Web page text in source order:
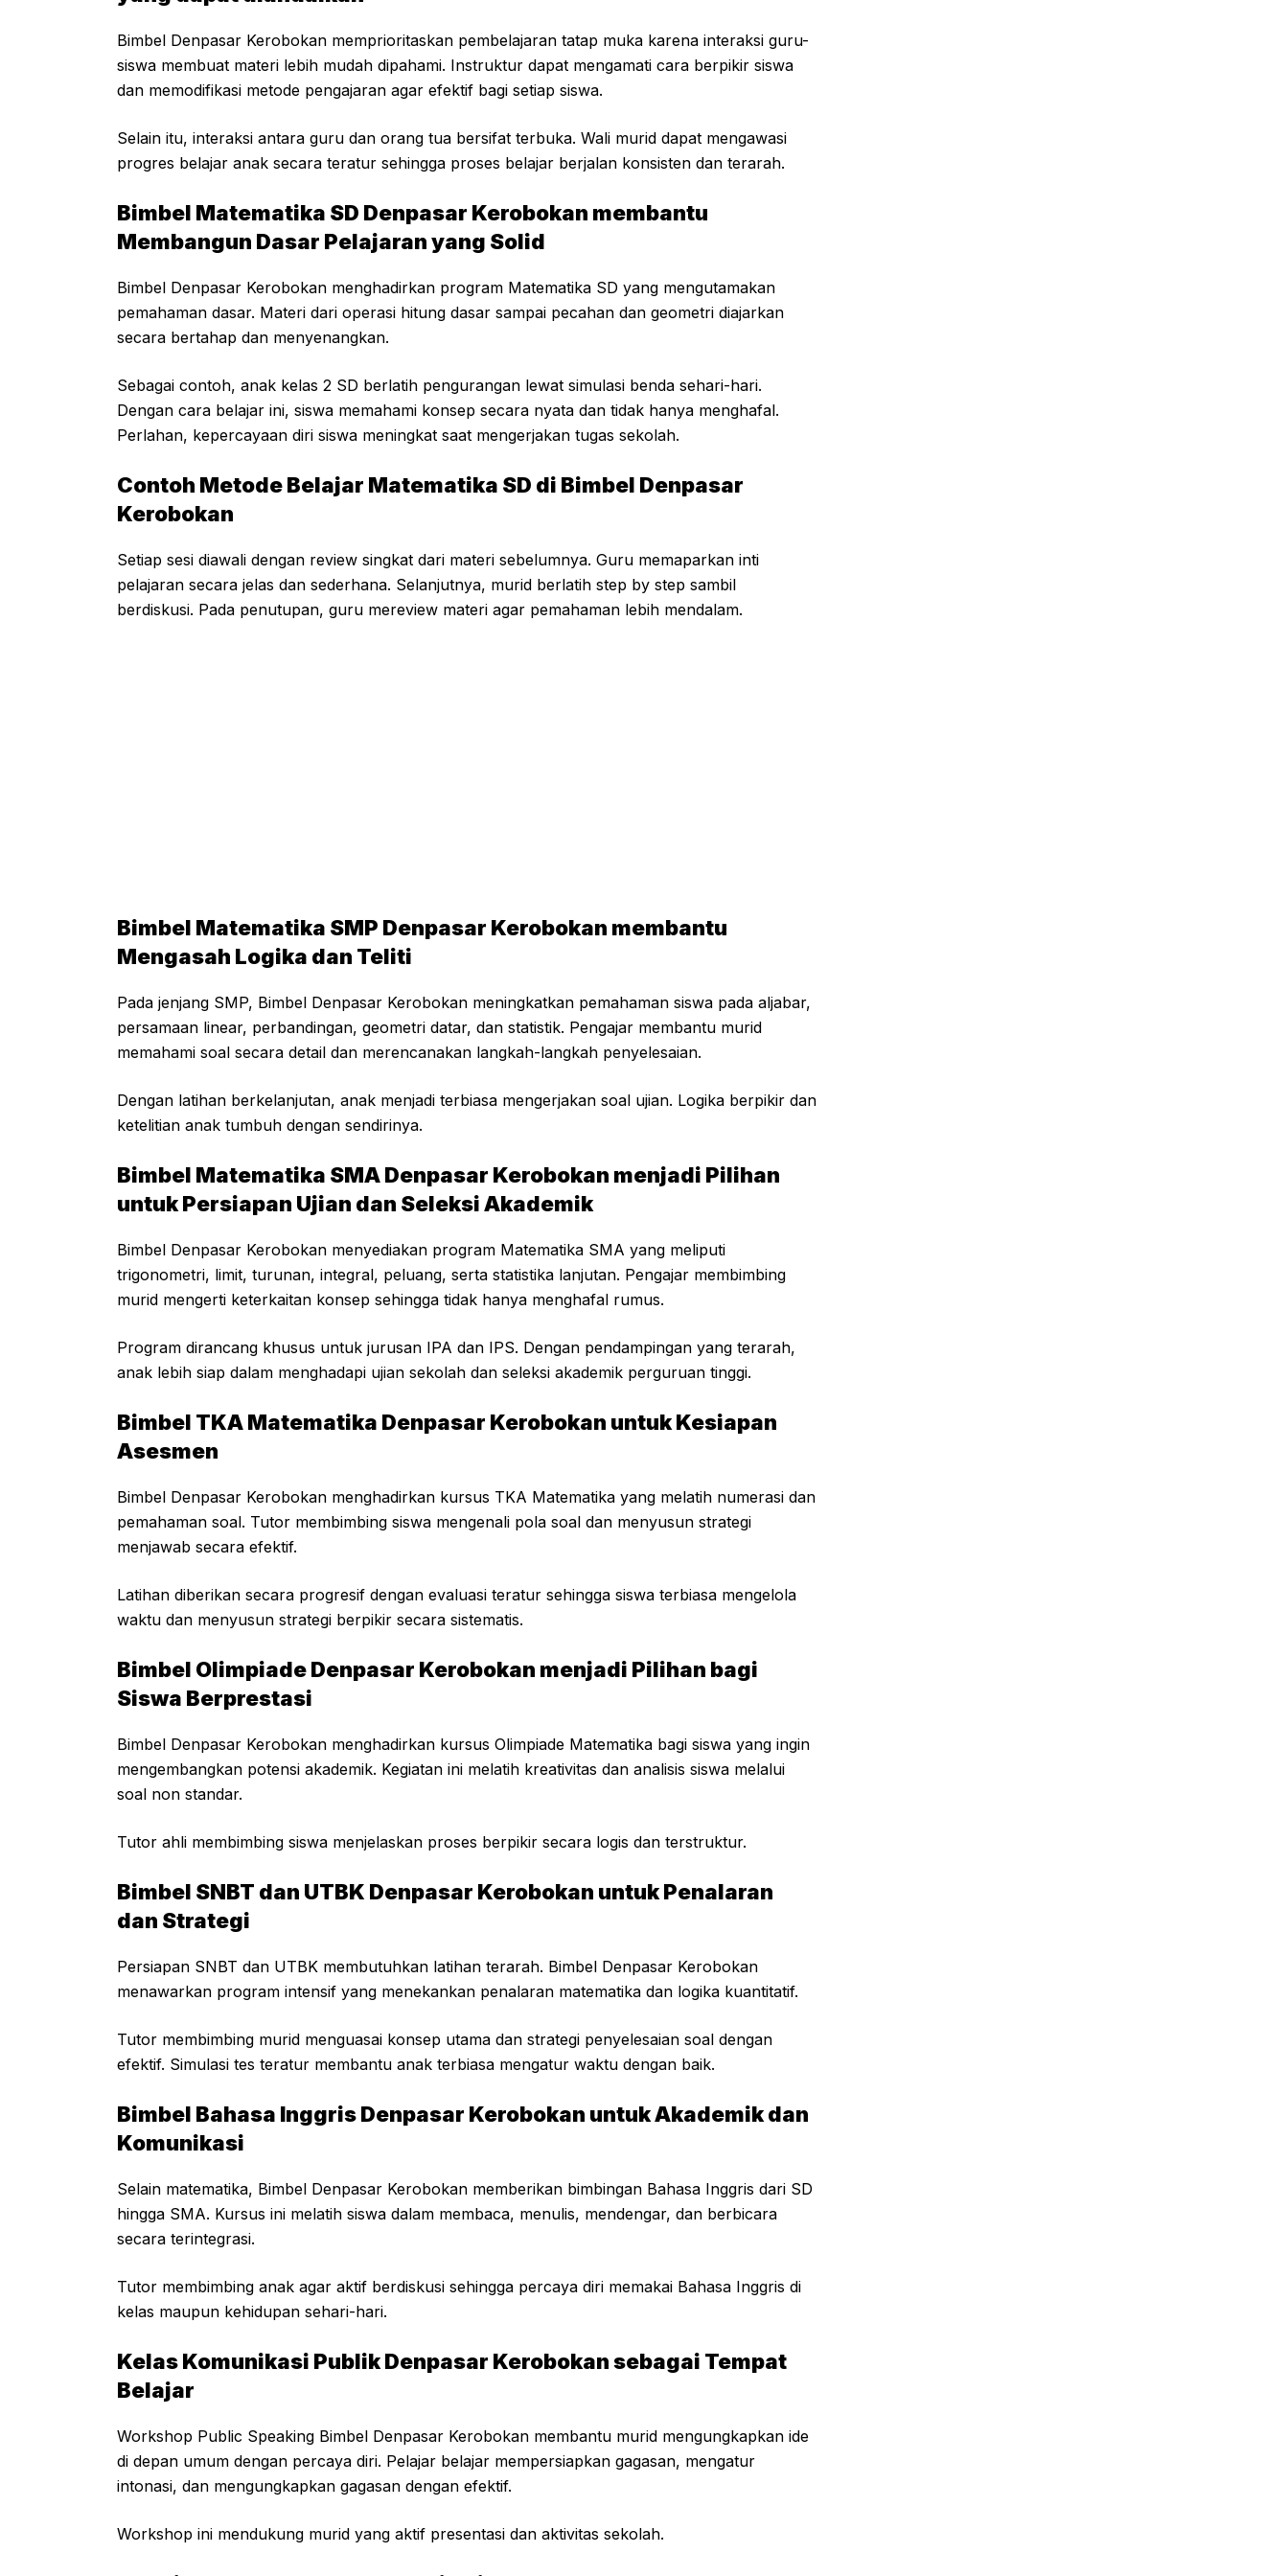
Bimbel Denpasar Kerobokan memprioritaskan pembelajaran tatap muka karena interaksi guru-
siswa membuat materi lebih mudah dipahami. Instruktur dapat mengamati cara berpikir siswa
dan memodifikasi metode pengajaran agar efektif bagi setiap siswa.
Selain itu, interaksi antara guru dan orang tua bersifat terbuka. Wali murid dapat mengawasi
progres belajar anak secara teratur sehingga proses belajar berjalan konsisten dan terarah.
Bimbel Matematika SD Denpasar Kerobokan membantu
Membangun Dasar Pelajaran yang Solid
Bimbel Denpasar Kerobokan menghadirkan program Matematika SD yang mengutamakan
pemahaman dasar. Materi dari operasi hitung dasar sampai pecahan dan geometri diajarkan
secara bertahap dan menyenangkan.
Sebagai contoh, anak kelas 2 SD berlatih pengurangan lewat simulasi benda sehari-hari.
Dengan cara belajar ini, siswa memahami konsep secara nyata dan tidak hanya menghafal.
Perlahan, kepercayaan diri siswa meningkat saat mengerjakan tugas sekolah.
Contoh Metode Belajar Matematika SD di Bimbel Denpasar
Kerobokan
Setiap sesi diawali dengan review singkat dari materi sebelumnya. Guru memaparkan inti
pelajaran secara jelas dan sederhana. Selanjutnya, murid berlatih step by step sambil
berdiskusi. Pada penutupan, guru mereview materi agar pemahaman lebih mendalam.
Bimbel Matematika SMP Denpasar Kerobokan membantu
Mengasah Logika dan Teliti
Pada jenjang SMP, Bimbel Denpasar Kerobokan meningkatkan pemahaman siswa pada aljabar,
persamaan linear, perbandingan, geometri datar, dan statistik. Pengajar membantu murid
memahami soal secara detail dan merencanakan langkah-langkah penyelesaian.
Dengan latihan berkelanjutan, anak menjadi terbiasa mengerjakan soal ujian. Logika berpikir dan
ketelitian anak tumbuh dengan sendirinya.
Bimbel Matematika SMA Denpasar Kerobokan menjadi Pilihan
untuk Persiapan Ujian dan Seleksi Akademik
Bimbel Denpasar Kerobokan menyediakan program Matematika SMA yang meliputi
trigonometri, limit, turunan, integral, peluang, serta statistika lanjutan. Pengajar membimbing
murid mengerti keterkaitan konsep sehingga tidak hanya menghafal rumus.
Program dirancang khusus untuk jurusan IPA dan IPS. Dengan pendampingan yang terarah,
anak lebih siap dalam menghadapi ujian sekolah dan seleksi akademik perguruan tinggi.
Bimbel TKA Matematika Denpasar Kerobokan untuk Kesiapan
Asesmen
Bimbel Denpasar Kerobokan menghadirkan kursus TKA Matematika yang melatih numerasi dan
pemahaman soal. Tutor membimbing siswa mengenali pola soal dan menyusun strategi
menjawab secara efektif.
Latihan diberikan secara progresif dengan evaluasi teratur sehingga siswa terbiasa mengelola
waktu dan menyusun strategi berpikir secara sistematis.
Bimbel Olimpiade Denpasar Kerobokan menjadi Pilihan bagi
Siswa Berprestasi
Bimbel Denpasar Kerobokan menghadirkan kursus Olimpiade Matematika bagi siswa yang ingin
mengembangkan potensi akademik. Kegiatan ini melatih kreativitas dan analisis siswa melalui
soal non standar.
Tutor ahli membimbing siswa menjelaskan proses berpikir secara logis dan terstruktur.
Bimbel SNBT dan UTBK Denpasar Kerobokan untuk Penalaran
dan Strategi
Persiapan SNBT dan UTBK membutuhkan latihan terarah. Bimbel Denpasar Kerobokan
menawarkan program intensif yang menekankan penalaran matematika dan logika kuantitatif.
Tutor membimbing murid menguasai konsep utama dan strategi penyelesaian soal dengan
efektif. Simulasi tes teratur membantu anak terbiasa mengatur waktu dengan baik.
Bimbel Bahasa Inggris Denpasar Kerobokan untuk Akademik dan
Komunikasi
Selain matematika, Bimbel Denpasar Kerobokan memberikan bimbingan Bahasa Inggris dari SD
hingga SMA. Kursus ini melatih siswa dalam membaca, menulis, mendengar, dan berbicara
secara terintegrasi.
Tutor membimbing anak agar aktif berdiskusi sehingga percaya diri memakai Bahasa Inggris di
kelas maupun kehidupan sehari-hari.
Kelas Komunikasi Publik Denpasar Kerobokan sebagai Tempat
Belajar
Workshop Public Speaking Bimbel Denpasar Kerobokan membantu murid mengungkapkan ide
di depan umum dengan percaya diri. Pelajar belajar mempersiapkan gagasan, mengatur
intonasi, dan mengungkapkan gagasan dengan efektif.
Workshop ini mendukung murid yang aktif presentasi dan aktivitas sekolah.